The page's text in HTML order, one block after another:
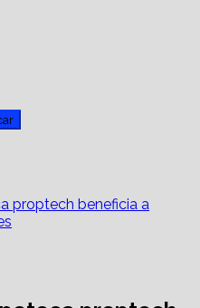
proptech beneficia a